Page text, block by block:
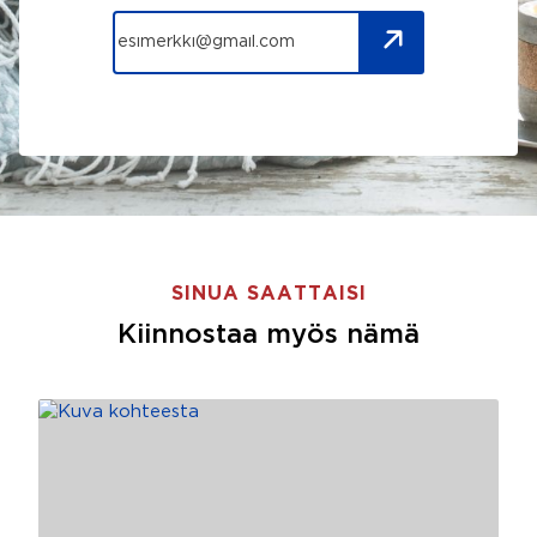
SINUA SAATTAISI
Kiinnostaa myös nämä